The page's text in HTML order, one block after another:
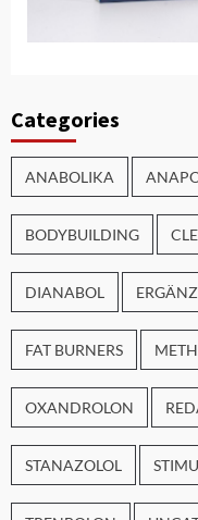
Categories
ANABOLIKA
BODYBUILDING
DIANABOL
FAT BURNERS
OXANDROLON
STANAZOLOL